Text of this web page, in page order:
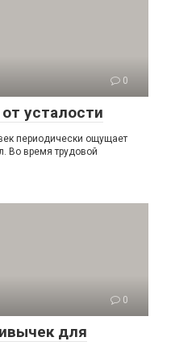
0
усталости
периодически ощущает
Во время трудовой
0
для